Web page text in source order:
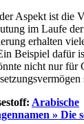
Aspekt ist die
im Laufe
erhalten
Beispiel dafür
nicht nur für
Arabische
» Die